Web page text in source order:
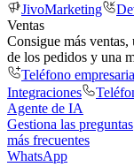
JivoMarketing
Ventas
Consigue más
de los pedidos y una
Teléfono
Integraciones
Agente de IA
Gestiona las preguntas
más frecuentes
WhatsApp